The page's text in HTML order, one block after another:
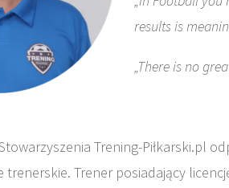
results is
„There is no
Trening-Piłkarski.pl
trenerskie. Trener posiadający